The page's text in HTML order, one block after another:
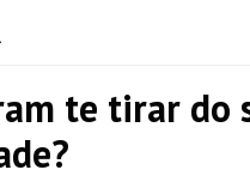
te tirar do